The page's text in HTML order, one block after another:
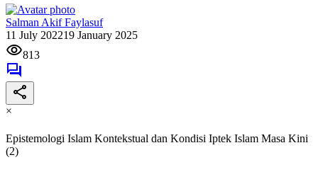
Salman Akif Faylasuf
11 July 202219 January 2025
813
×
Epistemologi Islam Kontekstual dan Kondisi Iptek Islam Masa Kini
(2)